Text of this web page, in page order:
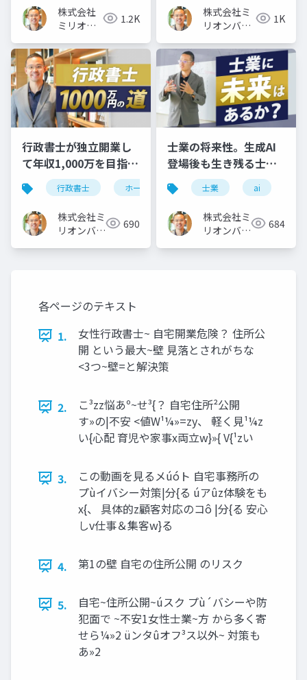
株式会社
ミリオン
1.2K
株式会社ミ
リオンバリ
1K
行政書士が独立開業し
て年収1,000万を目指す
ホームページ集客3ステ
ップ
行政書士 ホームページ 独立開業
株式会社ミ
リオンバリ
690
士業の将来性。生成AI
登場後も生き残る士業
に必須の「３つの力」
士業 ai
株式会社ミ
リオンバリ
684
各ページのテキスト
1.
⼥性⾏政書⼠~ ⾃宅開業危険？ 住所公
開 という最⼤~壁 ⾒落とされがちな
<3つ~壁=と解決策
2.
こ³zz悩あº~せ³{？ ⾃宅住所²公開
す»の|不安 <値W¹¼»=zy、 軽く⾒¹¼z
い{⼼配 育児や家事x両⽴w}»{ V{¹zい
3.
この動画を⾒るメúóト ⾃宅事務所の
プùイバシー対策|分{る úアûz体験をも
x{、 具体的z顧客対応のコô |分{る 安⼼
しv仕事＆集客w}る
4. 第1の壁 ⾃宅の住所公開 のリスク
5.
⾃宅~住所公開~úスク プù´バシーや防
犯⾯で ~不安1⼥性⼠業~⽅ から多く寄
せら¼»2 üンタûオフ³ス以外~ 対策も
あ»2